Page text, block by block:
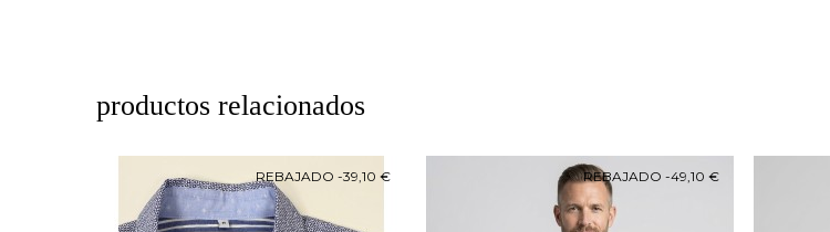
productos relacionados
REBAJADO-39,10 € REBAJADO -49,10 €